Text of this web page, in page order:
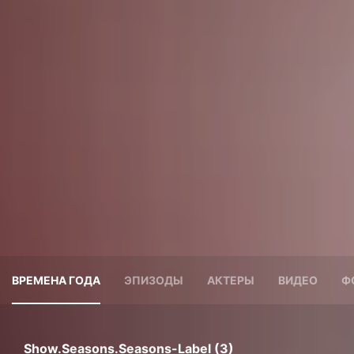
ВРЕМЕНА ГОДА ЭПИЗОДЫ АКТЕРЫ ВИДЕО
Show.seasons.seasons-Label (3)